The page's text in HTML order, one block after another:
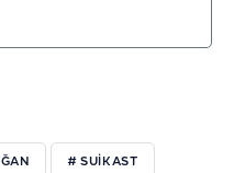
# SUİKAST